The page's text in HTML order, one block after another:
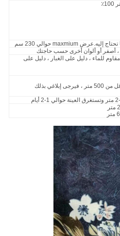
، أصفر أو ألوان أخرى حسب حاجتك
للماء ، دليل على الغبار ، دليل على
إذا كنت بحاجة إلى أقل من 500 متر ، فيرجى إبلاغي بذلك